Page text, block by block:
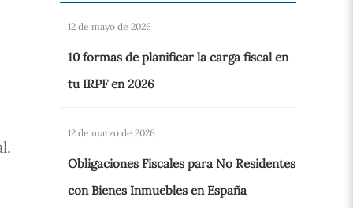
12 de mayo de 2026
10 formas de planificar la carga fiscal en
tu IRPF en 2026
12 de marzo de 2026
Obligaciones Fiscales para No Residentes
con Bienes Inmuebles en España